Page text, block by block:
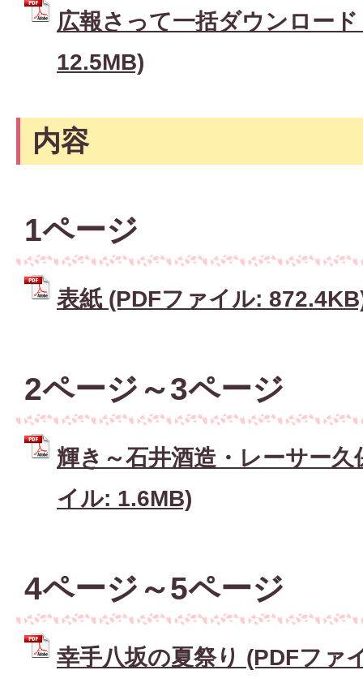
広報さって一括ダウンロー
12.5MB)
内容
1ページ
表紙 (PDFファイル:
2ページ～3ページ
輝き～石井酒造・レーサー
イル: 1.6MB)
4ページ～5ページ
幸手八坂の夏祭り (PDFファ